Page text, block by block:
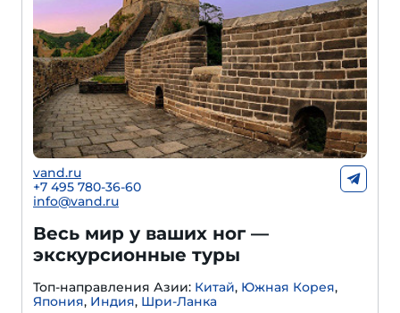
vand.ru
+7 495 780-36-60
info@vand.ru
Весь мир у ваших ног —
экскурсионные туры
Топ-направления Азии: Китай, Южная Корея,
Япония, Индия, Шри-Ланка